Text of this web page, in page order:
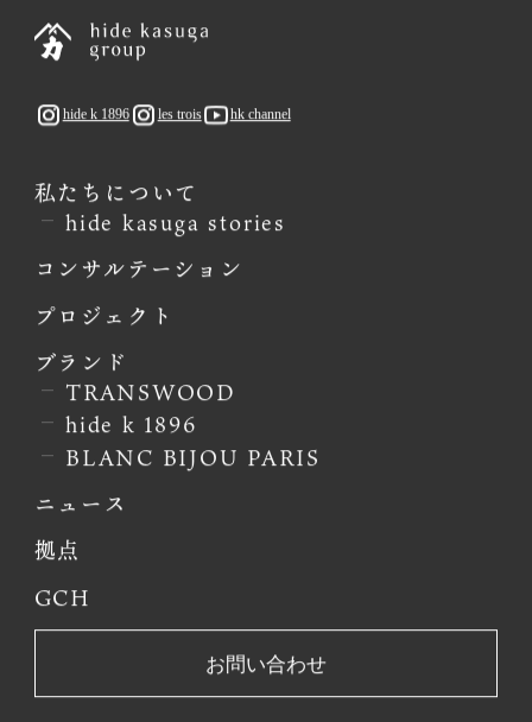
hide k 1896 les trois hk channel
私たちについて
hide kasuga stories
コンサルテーション
プロジェクト
ブランド
TRANSWOOD
hide k 1896
BLANC BIJOU PARIS
ニュース
拠点
GCH
お問い合わせ